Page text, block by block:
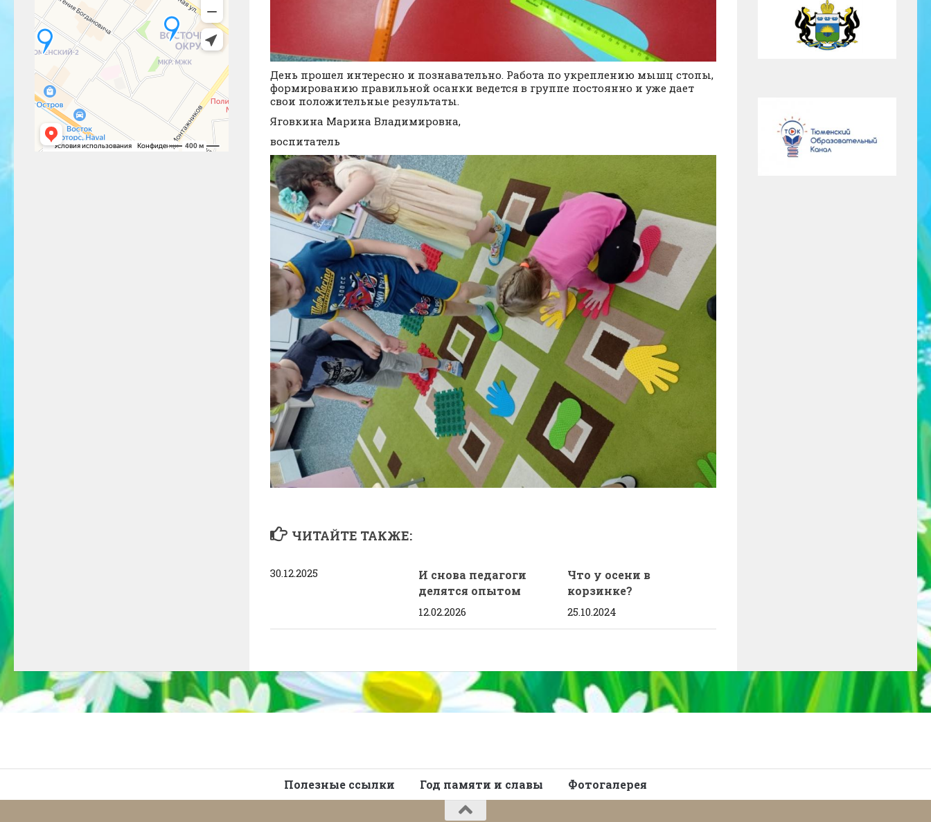
День прошел интересно и познавательно. Работа по укреплению мышц стопы,
формированию правильной осанки ведется в группе постоянно и уже дает
свои положительные результаты.
Яговкина Марина Владимировна,
воспитатель
ЧИТАЙТЕ ТАКЖЕ:
30.12.2025
И снова педагоги
делятся опытом
12.02.2026
Что у осени в
корзинке?
25.10.2024
Полезные ссылки Год памяти и славы Фотогалерея